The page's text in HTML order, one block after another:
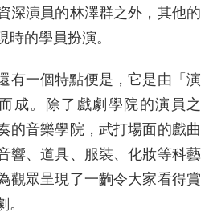
深演員的林澤群之外，其他的
時的學員扮演。
有一個特點便是，它是由「演
成。除了戲劇學院的演員之
的音樂學院，武打場面的戲曲
響、道具、服裝、化妝等科藝
觀眾呈現了一齣令大家看得賞